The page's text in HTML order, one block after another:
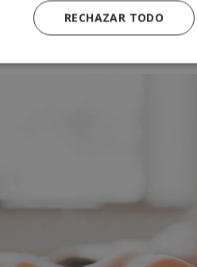
RECHAZAR TODO